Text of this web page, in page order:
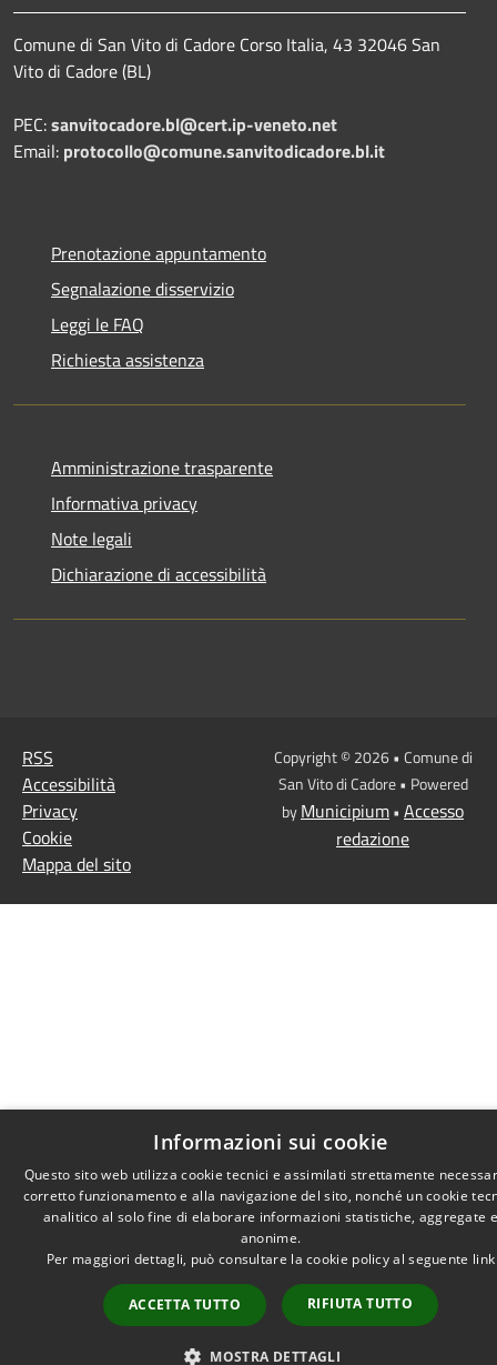
Comune di San Vito di Cadore Corso Italia, 43 32046 San
Vito di Cadore (BL)
PEC:sanvitocadore.bl@cert.ip-veneto.net
Email: protocollo@comune.sanvitodicadore.bl.it
Prenotazione appuntamento
Segnalazione disservizio
Leggi le FAQ
Richiesta assistenza
Amministrazione trasparente
Informativa privacy
Note legali
Dichiarazione di accessibilità
RSS
Accessibilità
Privacy
Cookie
Mappa del sito
Copyright © 2026 • Comune di
San Vito di Cadore • Powered
byMunicipium• Accesso
redazione
Informazioni sui cookie
Questo sito web utilizza cookie tecnici e assimilati strettamente
corretto funzionamento e alla navigazione del sito, nonché un cookie
analitico al solo fine di elaborare informazioni statistiche, aggregate e
anonime.
Per maggiori dettagli, può consultare la cookie policy al seguente link
ACCETTA TUTTO RIFIUTA TUTTO
MOSTRA DETTAGLI